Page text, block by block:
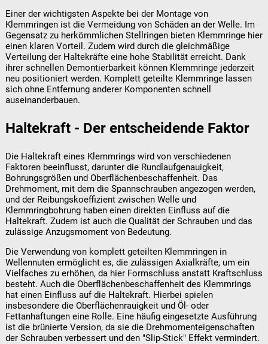
Einer der wichtigsten Aspekte bei der Montage von
Klemmringen ist die Vermeidung von Schäden an der Welle. Im
Gegensatz zu herkömmlichen Stellringen bieten Klemmringe hier
einen klaren Vorteil. Zudem wird durch die gleichmäßige
Verteilung der Haltekräfte eine hohe Stabilität erreicht. Dank
ihrer schnellen Demontierbarkeit können Klemmringe jederzeit
neu positioniert werden. Komplett geteilte Klemmringe lassen
sich ohne Entfernung anderer Komponenten schnell
auseinanderbauen.
Haltekraft - Der entscheidende Faktor
Die Haltekraft eines Klemmrings wird von verschiedenen
Faktoren beeinflusst, darunter die Rundlaufgenauigkeit,
Bohrungsgrößen und Oberflächenbeschaffenheit. Das
Drehmoment, mit dem die Spannschrauben angezogen werden,
und der Reibungskoeffizient zwischen Welle und
Klemmringbohrung haben einen direkten Einfluss auf die
Haltekraft. Zudem ist auch die Qualität der Schrauben und das
zulässige Anzugsmoment von Bedeutung.
Die Verwendung von komplett geteilten Klemmringen in
Wellennuten ermöglicht es, die zulässigen Axialkräfte, um ein
Vielfaches zu erhöhen, da hier Formschluss anstatt Kraftschluss
besteht. Auch die Oberflächenbeschaffenheit des Klemmrings
hat einen Einfluss auf die Haltekraft. Hierbei spielen
insbesondere die Oberflächenrauigkeit und Öl- oder
Fettanhaftungen eine Rolle. Eine häufig eingesetzte Ausführung
ist die brünierte Version, da sie die Drehmomenteigenschaften
der Schrauben verbessert und den "Slip-Stick" Effekt vermindert.